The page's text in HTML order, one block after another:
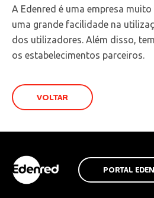
A Edenred é uma empresa
uma grande facilidade na
dos utilizadores. Além disso,
os estabelecimentos parceiros.
VOLTAR
PORTAL